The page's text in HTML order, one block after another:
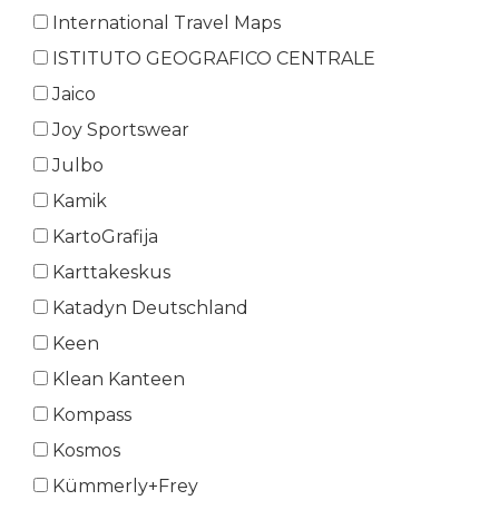
International Travel Maps
ISTITUTO GEOGRAFICO CENTRALE
Jaico
Joy Sportswear
Julbo
Kamik
KartoGrafija
Karttakeskus
Katadyn Deutschland
Keen
Klean Kanteen
Kompass
Kosmos
Kümmerly+Frey